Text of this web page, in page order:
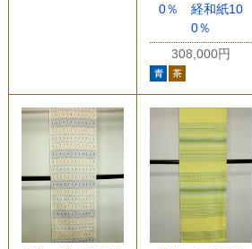
0％ 経和紙10
0％
308,000円